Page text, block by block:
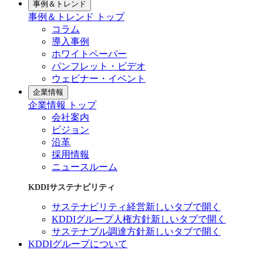
事例＆トレンド
事例＆トレンド トップ
コラム
導入事例
ホワイトペーパー
パンフレット・ビデオ
ウェビナー・イベント
企業情報
企業情報 トップ
会社案内
ビジョン
沿革
採用情報
ニュースルーム
KDDIサステナビリティ
サステナビリティ経営新しいタブで開く
KDDIグループ人権方針新しいタブで開く
サステナブル調達方針新しいタブで開く
KDDIグループについて